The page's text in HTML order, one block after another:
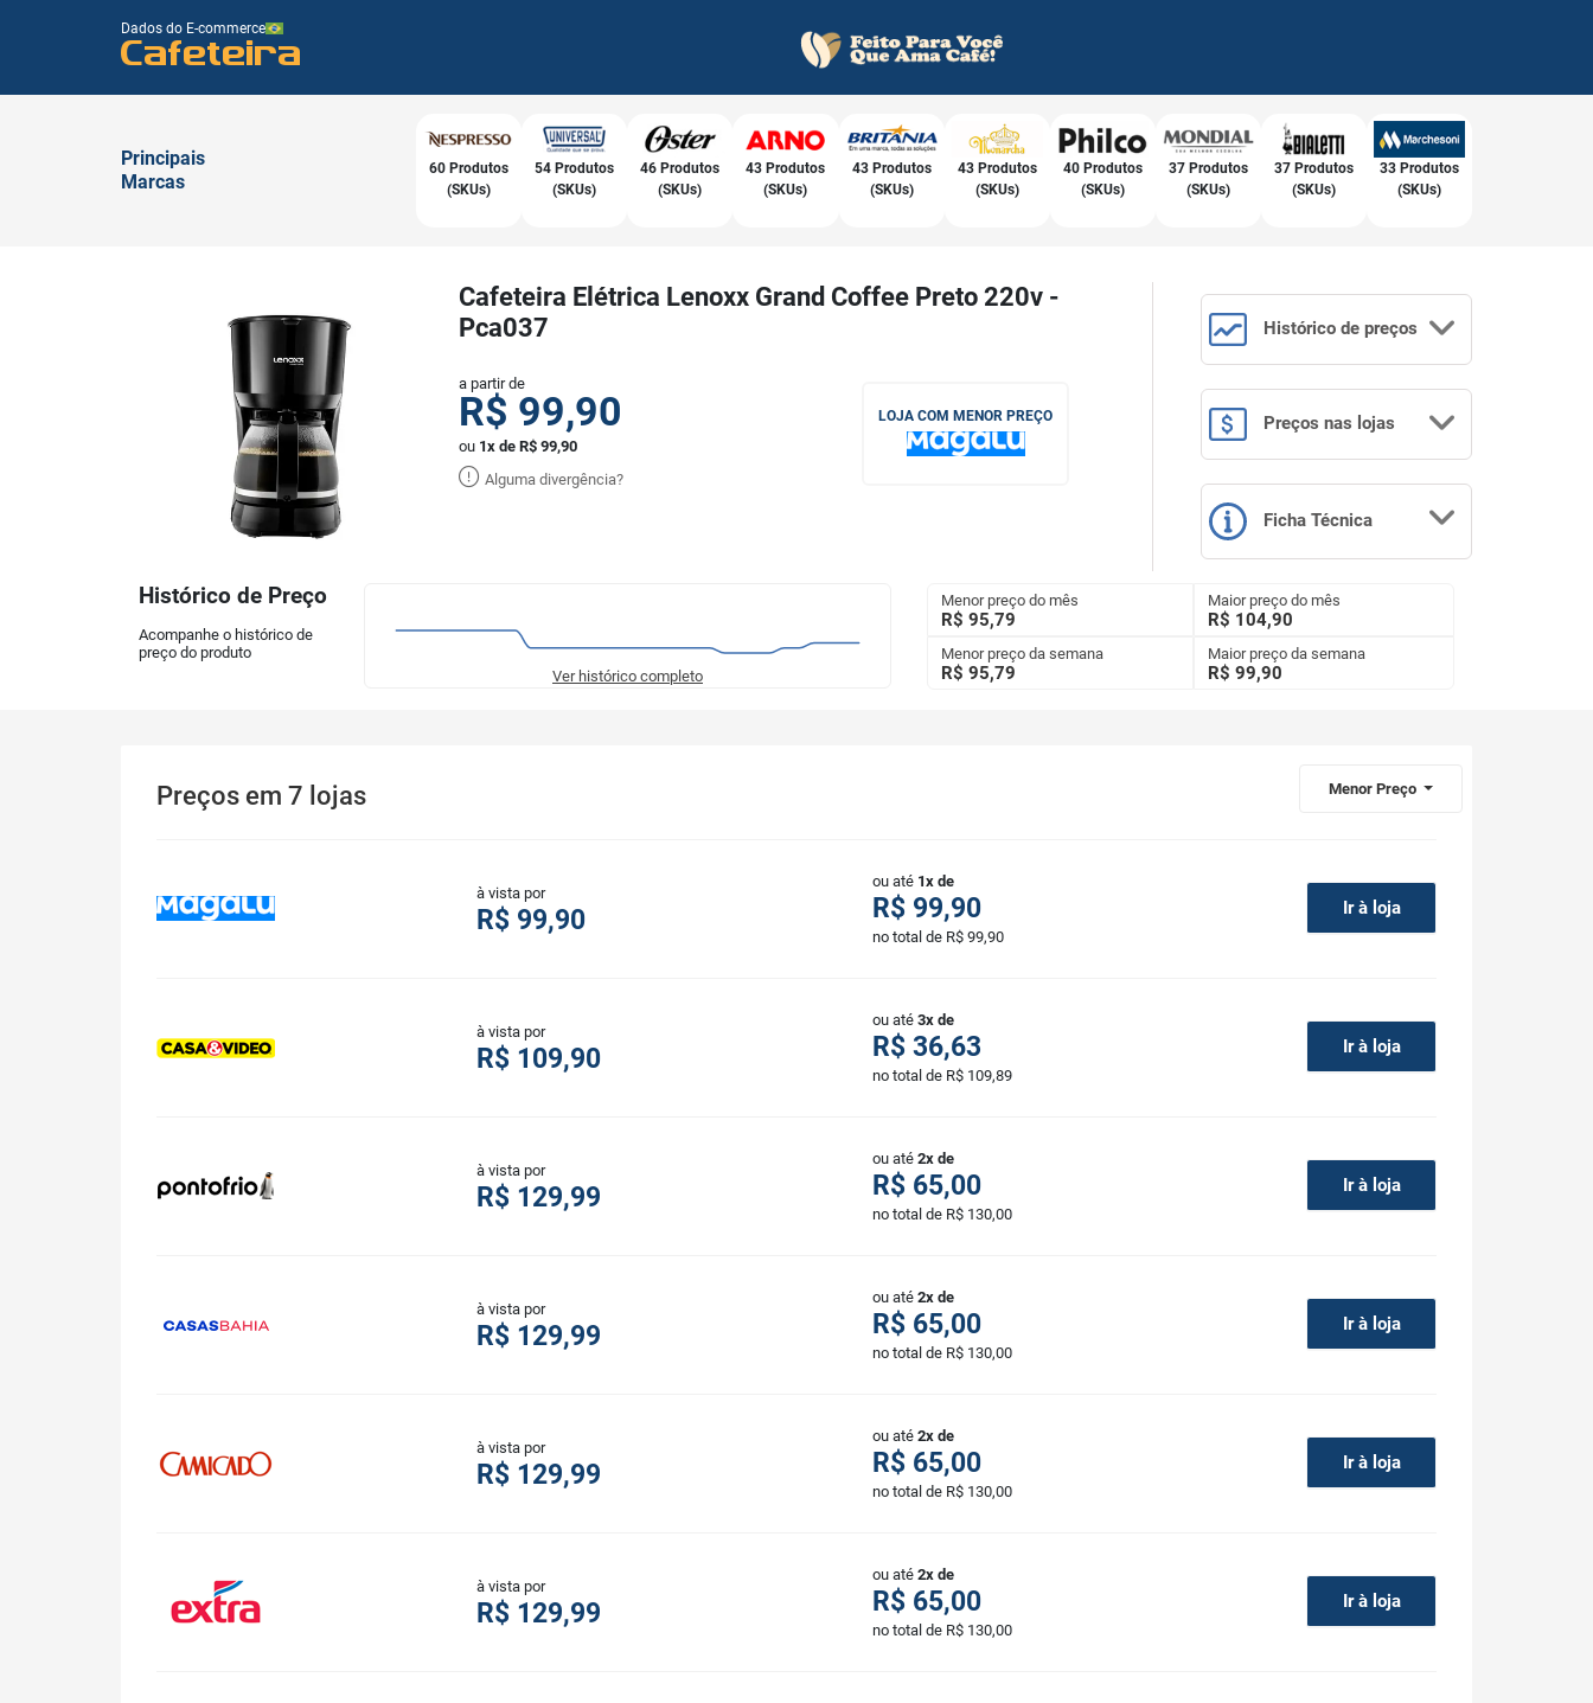
Dados do E-commerce
Cafeteira
Principais
Marcas
60 Produtos
(SKUs)
54 Produtos
(SKUs)
46 Produtos
(SKUs)
43 Produtos
(SKUs)
43 Produtos
(SKUs)
43 Produtos
(SKUs)
40 Produtos
(SKUs)
37 Produtos
(SKUs)
37 Produtos
(SKUs)
33 Produtos
(SKUs)
Cafeteira Elétrica Lenoxx Grand Coffee Preto 220v -
Pca037
a partir de
R$ 99,90
ou 1x de R$ 99,90
Alguma divergência?
LOJA COM MENOR PREÇO
Histórico de preços
Preços nas lojas
Ficha Técnica
Histórico de Preço
Acompanhe o histórico de
preço do produto
Ver histórico completo
Menor preço do mês
R$ 95,79
Maior preço do mês
R$ 104,90
Menor preço da semana
R$ 95,79
Maior preço da semana
R$ 99,90
Preços em 7 lojas Menor Preço
à vista por
R$ 99,90
ou até 1x de
R$ 99,90
no total de R$ 99,90
Ir à loja
à vista por
R$ 109,90
ou até 3x de
R$ 36,63
no total de R$ 109,89
Ir à loja
à vista por
R$ 129,99
ou até 2x de
R$ 65,00
no total de R$ 130,00
Ir à loja
à vista por
R$ 129,99
ou até 2x de
R$ 65,00
no total de R$ 130,00
Ir à loja
à vista por
R$ 129,99
ou até 2x de
R$ 65,00
no total de R$ 130,00
Ir à loja
à vista por
R$ 129,99
ou até 2x de
R$ 65,00
no total de R$ 130,00
Ir à loja